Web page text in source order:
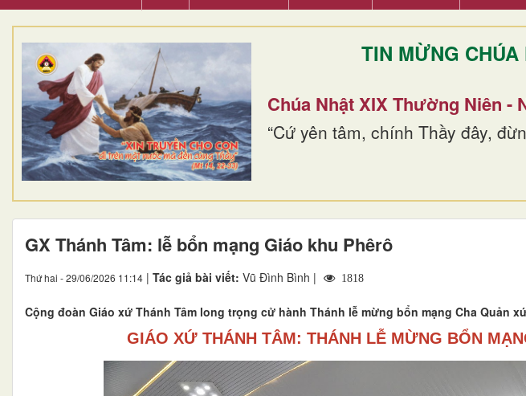
TIN MỪNG
Chúa Nhật XIX Thường Niên -
“Cứ yên tâm, chính Thầy đây,
GX Thánh Tâm: lễ bổn mạng Giáo khu Phêrô
Thứ hai - 29/06/2026 11:14 | Tác giả bài viết: Vũ Đình Bình | 1818
Cộng đoàn Giáo xứ Thánh Tâm long trọng cử hành Thánh lễ mừng bổn mạng Cha Quản
GIÁO XỨ THÁNH TÂM: THÁNH LỄ MỪNG BỔN